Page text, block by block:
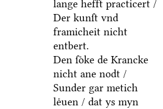
lange hefft practicert /
Der kunſt vnd
framicheit nicht
entbert.
Den ſoͤke de Krancke
nicht ane nodt /
Sunder gar metich
leͤuen / dat ys myn